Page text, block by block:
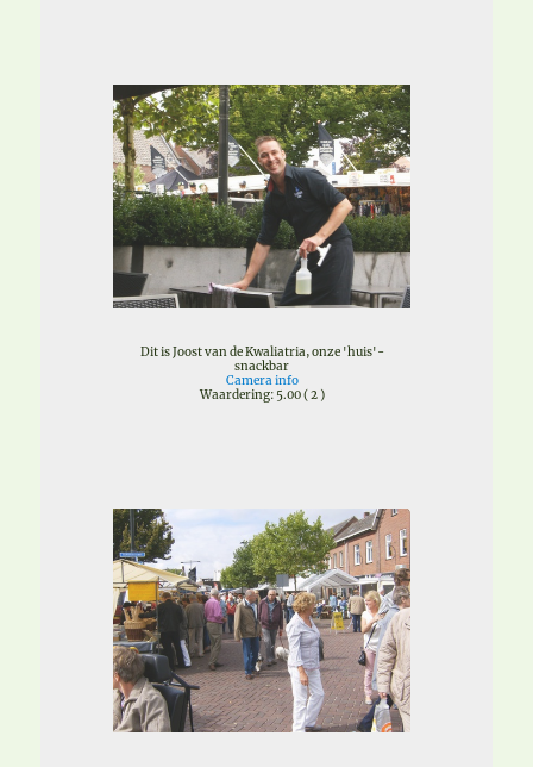
Dit is Joost van de Kwaliatria, onze 'huis'-
snackbar
Camera info
Waardering: 5.00 ( 2 )